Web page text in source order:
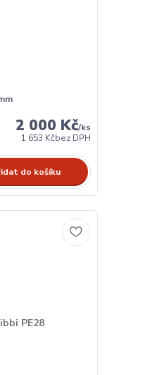
2 000 Kč/ks
1 653 Kčbez DPH
do košíku